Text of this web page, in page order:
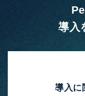
導入
導入に